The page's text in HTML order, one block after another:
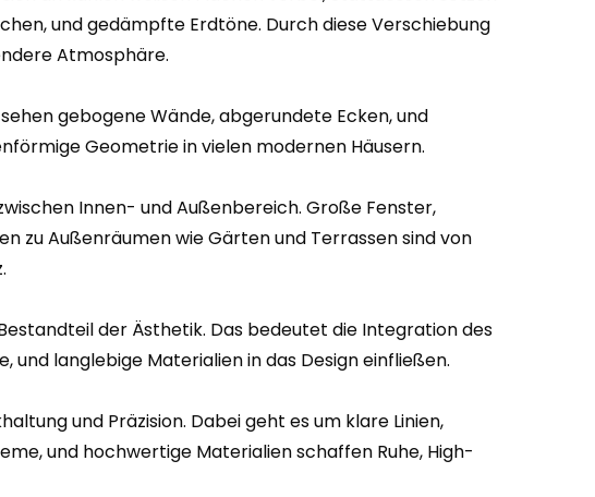
und gedämpfte Erdtöne. Durch diese Verschiebung
Atmosphäre.
gebogene Wände, abgerundete Ecken, und
Geometrie in vielen modernen Häusern.
Innen- und Außenbereich. Große Fenster,
zu Außenräumen wie Gärten und Terrassen sind von
der Ästhetik. Das bedeutet die Integration des
und langlebige Materialien in das Design einfließen.
und Präzision. Dabei geht es um klare Linien,
und hochwertige Materialien schaffen Ruhe, High-